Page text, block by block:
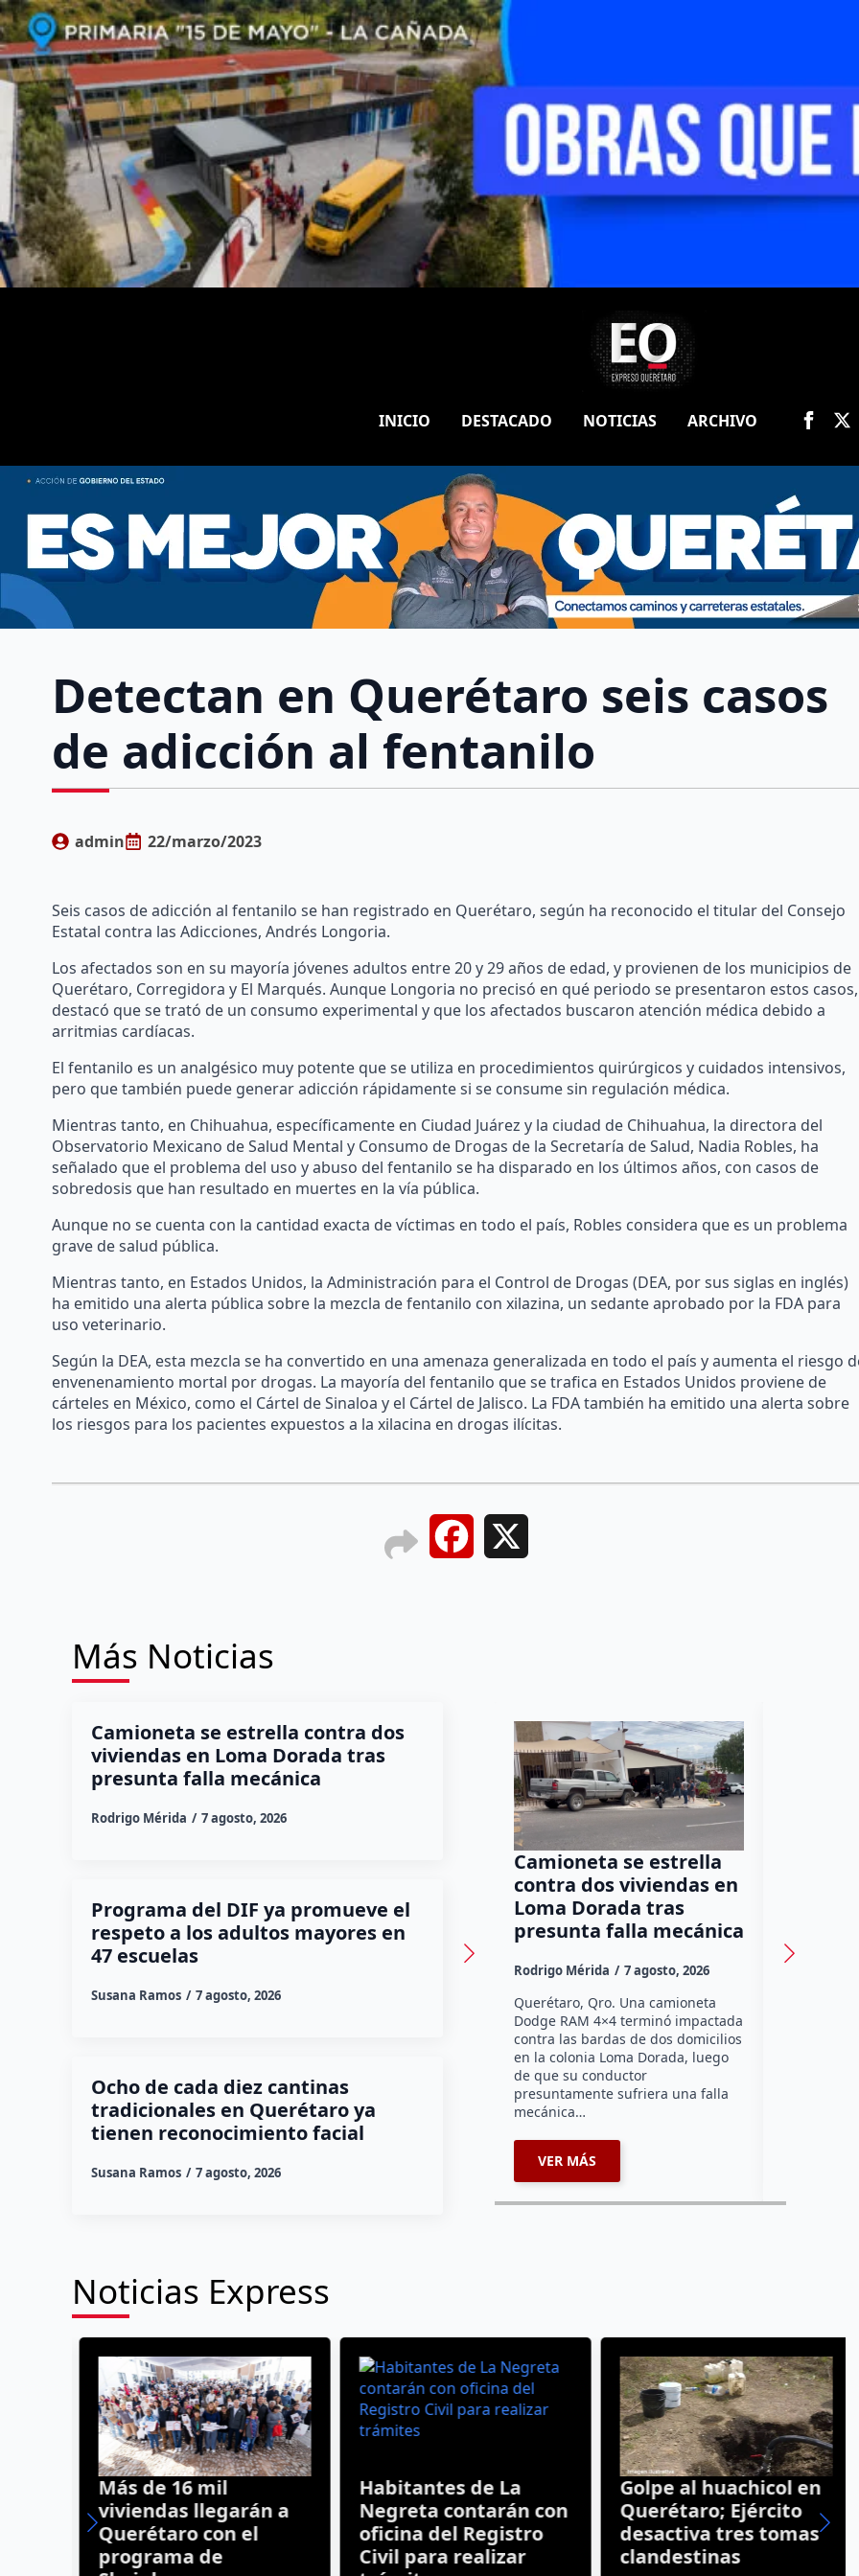
INICIO DESTACADO NOTICIAS ARCHIVO
Detectan en Querétaro seis casos
de adicción al fentanilo
admin 22/marzo/2023
Seis casos de adicción al fentanilo se han registrado en Querétaro, según ha reconocido el titular del Consejo
Estatal contra las Adicciones, Andrés Longoria.
Los afectados son en su mayoría jóvenes adultos entre 20 y 29 años de edad, y provienen de los municipios de
Querétaro, Corregidora y El Marqués. Aunque Longoria no precisó en qué periodo se presentaron estos casos,
destacó que se trató de un consumo experimental y que los afectados buscaron atención médica debido a
arritmias cardíacas.
El fentanilo es un analgésico muy potente que se utiliza en procedimientos quirúrgicos y cuidados intensivos,
pero que también puede generar adicción rápidamente si se consume sin regulación médica.
Mientras tanto, en Chihuahua, específicamente en Ciudad Juárez y la ciudad de Chihuahua, la directora del
Observatorio Mexicano de Salud Mental y Consumo de Drogas de la Secretaría de Salud, Nadia Robles, ha
señalado que el problema del uso y abuso del fentanilo se ha disparado en los últimos años, con casos de
sobredosis que han resultado en muertes en la vía pública.
Aunque no se cuenta con la cantidad exacta de víctimas en todo el país, Robles considera que es un problema
grave de salud pública.
Mientras tanto, en Estados Unidos, la Administración para el Control de Drogas (DEA, por sus siglas en inglés)
ha emitido una alerta pública sobre la mezcla de fentanilo con xilazina, un sedante aprobado por la FDA para
uso veterinario.
Según la DEA, esta mezcla se ha convertido en una amenaza generalizada en todo el país y aumenta el riesgo
envenenamiento mortal por drogas. La mayoría del fentanilo que se trafica en Estados Unidos proviene de
cárteles en México, como el Cártel de Sinaloa y el Cártel de Jalisco. La FDA también ha emitido una alerta sobre
los riesgos para los pacientes expuestos a la xilacina en drogas ilícitas.
Facebook
Más Noticias
Camioneta se estrella contra dos
viviendas en Loma Dorada tras
presunta falla mecánica
Rodrigo Mérida 7 agosto, 2026
Programa del DIF ya promueve el
respeto a los adultos mayores en
47 escuelas
Susana Ramos 7 agosto, 2026
Ocho de cada diez cantinas
tradicionales en Querétaro ya
tienen reconocimiento facial
Susana Ramos 7 agosto, 2026
Camioneta se estrella
contra dos viviendas en
Loma Dorada tras
presunta falla mecánica
Rodrigo Mérida 7 agosto, 2026
Querétaro, Qro. Una camioneta
Dodge RAM 4×4 terminó impactada
contra las bardas de dos domicilios
en la colonia Loma Dorada, luego
de que su conductor
presuntamente sufriera una falla
mecánica…
VER MÁS
Noticias Express
Más de 16 mil
viviendas llegarán a
Querétaro con el
programa de
Habitantes de La
Negreta contarán con
oficina del Registro
Civil para realizar
Golpe al huachicol en
Querétaro; Ejército
desactiva tres tomas
clandestinas